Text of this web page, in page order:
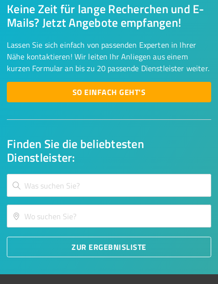
Finden Sie die beliebtesten
Dienstleister:
ZUR ERGEBNISLISTE
Keine Zeit für lange Recherchen und E-
Mails? Jetzt Angebote empfangen!
Lassen Sie sich einfach von passenden Experten in Ihrer
Nähe kontaktieren! Wir leiten Ihr Anliegen aus einem
kurzen Formular an bis zu 20 passende Dienstleister weiter.
SO EINFACH GEHT'S